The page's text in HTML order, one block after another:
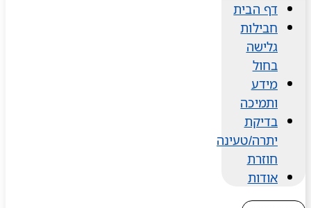
דף הבית
חבילות
גלישה
בחול
מידע
ותמיכה
בדיקת
יתרה/טעינה
חוזרת
אודות